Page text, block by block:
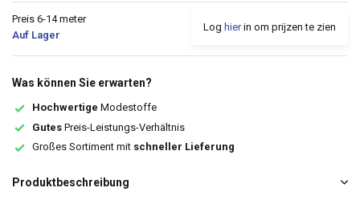
Preis 6-14 meter
Auf Lager
Log hierin om prijzen te zien
Was können Sie erwarten?
Hochwertige Modestoffe
Gutes Preis-Leistungs-Verhältnis
Großes Sortiment mit schneller Lieferung
Produktbeschreibung